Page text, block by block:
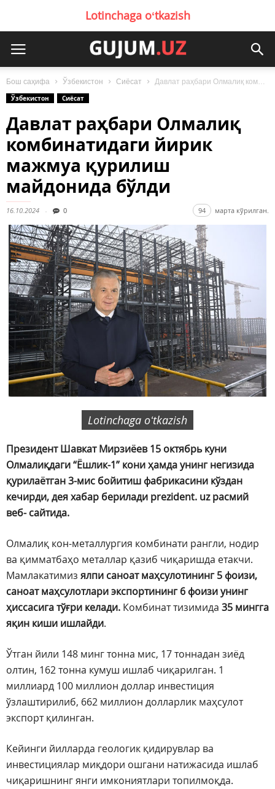
Lotinchaga oʻtkazish
Бош саҳифа Ўзбекистон Сиёсат
Давлат раҳбари Олмалиқ комбинатидаги йирик мажмуа қурилиш майдонида бўлди
Ўзбекистон
Сиёсат
Давлат раҳбари Олмалиқ
комбинатидаги йирик
мажмуа қурилиш
майдонида бўлди
16.10.2024 0 94 марта кўрилган.
Lotinchaga oʻtkazish
Президент Шавкат Мирзиёев 15 октябрь куни
Олмалиқдаги “Ёшлик-1” кони ҳамда унинг негизида
қурилаётган 3-мис бойитиш фабрикасини кўздан
кечирди, дея хабар берилади prezident. uz расмий
веб- сайтида.
Олмалиқ кон-металлургия комбинати рангли, нодир
ва қимматбаҳо металлар қазиб чиқаришда етакчи.
Мамлакатимиз ялпи саноат маҳсулотининг 5 фоизи,
саноат маҳсулотлари экспортининг 6 фоизи унинг
ҳиссасига тўғри келади. Комбинат тизимида 35 мингга
яқин киши ишлайди.
Ўтган йили 148 минг тонна мис, 17 тоннадан зиёд
олтин, 162 тонна кумуш ишлаб чиқарилган. 1
миллиард 100 миллион доллар инвестиция
ўзлаштирилиб, 662 миллион долларлик маҳсулот
экспорт қилинган.
Кейинги йилларда геологик қидирувлар ва
инвестициялар миқдори ошгани натижасида ишлаб
чиқаришнинг янги имкониятлари топилмоқда.